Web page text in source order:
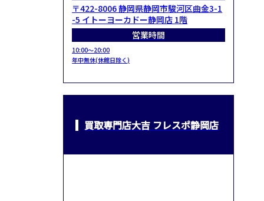
〒422-8006 静岡県静岡市駿河区曲金3-1
-5 イトーヨーカドー静岡店 1階
営業時間
10:00～20:00
年中無休(休館日除く)
買取専門店大吉 フレスポ静岡店